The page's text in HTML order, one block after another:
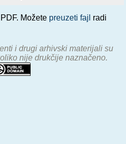
Možete preuzeti fajl radi
i drugi arhivski materijali su
nije drukčije naznačeno.